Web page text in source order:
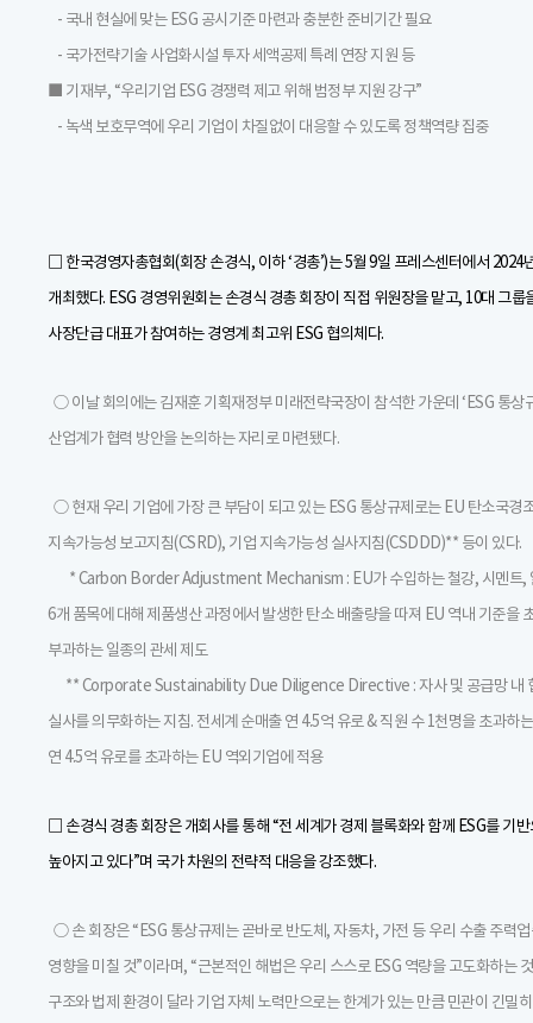
- 국내 현실에 맞는 ESG 공시기준 마련과 충분한 준비기간 필요
- 국가전략기술 사업화시설 투자 세액공제 특례 연장 지원 등
■ 기재부, “우리기업 ESG 경쟁력 제고 위해 범정부 지원 강구”
- 녹색 보호무역에 우리 기업이 차질없이 대응할 수 있도록 정책역량 집중
□ 한국경영자총협회(회장 손경식, 이하 ‘경총’)는 5월 9일 프레스센터에서 2024
개최했다. ESG 경영위원회는 손경식 경총 회장이 직접 위원장을 맡고, 10대 그룹
사장단급 대표가 참여하는 경영계 최고위 ESG 협의체다.
○ 이날 회의에는 김재훈 기획재정부 미래전략국장이 참석한 가운데 ‘ESG 통상
산업계가 협력 방안을 논의하는 자리로 마련됐다.
○ 현재 우리 기업에 가장 큰 부담이 되고 있는 ESG 통상규제로는 EU 탄소국경
지속가능성 보고지침(CSRD), 기업 지속가능성 실사지침(CSDDD)** 등이 있다.
* Carbon Border Adjustment Mechanism : EU가 수입하는 철강, 시멘트,
6개 품목에 대해 제품생산 과정에서 발생한 탄소 배출량을 따져 EU 역내 기준을
부과하는 일종의 관세 제도
** Corporate Sustainability Due Diligence Directive : 자사 및 공급망 내
실사를 의무화하는 지침. 전세계 순매출 연 4.5억 유로 & 직원 수 1천명을 초과하
연 4.5억 유로를 초과하는 EU 역외기업에 적용
□ 손경식 경총 회장은 개회사를 통해 “전 세계가 경제 블록화와 함께 ESG를 기
높아지고 있다”며 국가 차원의 전략적 대응을 강조했다.
○ 손 회장은 “ESG 통상규제는 곧바로 반도체, 자동차, 가전 등 우리 수출 주력
영향을 미칠 것”이라며, “근본적인 해법은 우리 스스로 ESG 역량을 고도화하는
구조와 법제 환경이 달라 기업 자체 노력만으로는 한계가 있는 만큼 민관이 긴밀